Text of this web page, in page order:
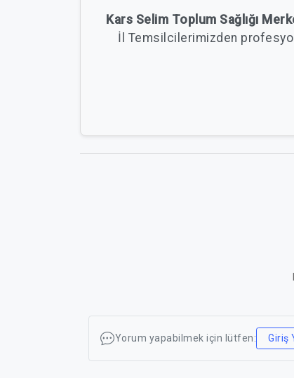
Kars Selim Toplum Sağlığı
İl Temsilcilerimizden
Yorum yapabilmek için lütfen: Giriş